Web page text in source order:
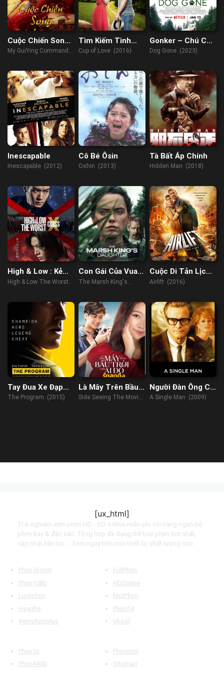
Cuộc Chiến Song
Liao
My GuiYing Command
Tìm Kiếm Tình
Yêu
Cup of Love (2016)
Gonker – Chú Chó
Mất Tích
Dog Gone (2023)
Inescapable
Inescapable (2012)
Cô Bé Ôsin
Oshin (2013)
Tà Bất Áp Chính
Hidden Man (2018)
High & Low : Kẻ
Cặn Bã X
High & Low The Worst X
Con Gái Của Vua
Đầm Lầy
The Marsh King's
Cuộc Di Tản Lịch
Sử
Airlift (2016)
Tay Đua Xe Đạp
Huyền Thoại
The Program (2015)
Là Mây Trên Bầu
Trời Của Ai Đó
Side Seeing The Movie
Người Đàn Ông Cô
Đơn
A Single Man (2009)